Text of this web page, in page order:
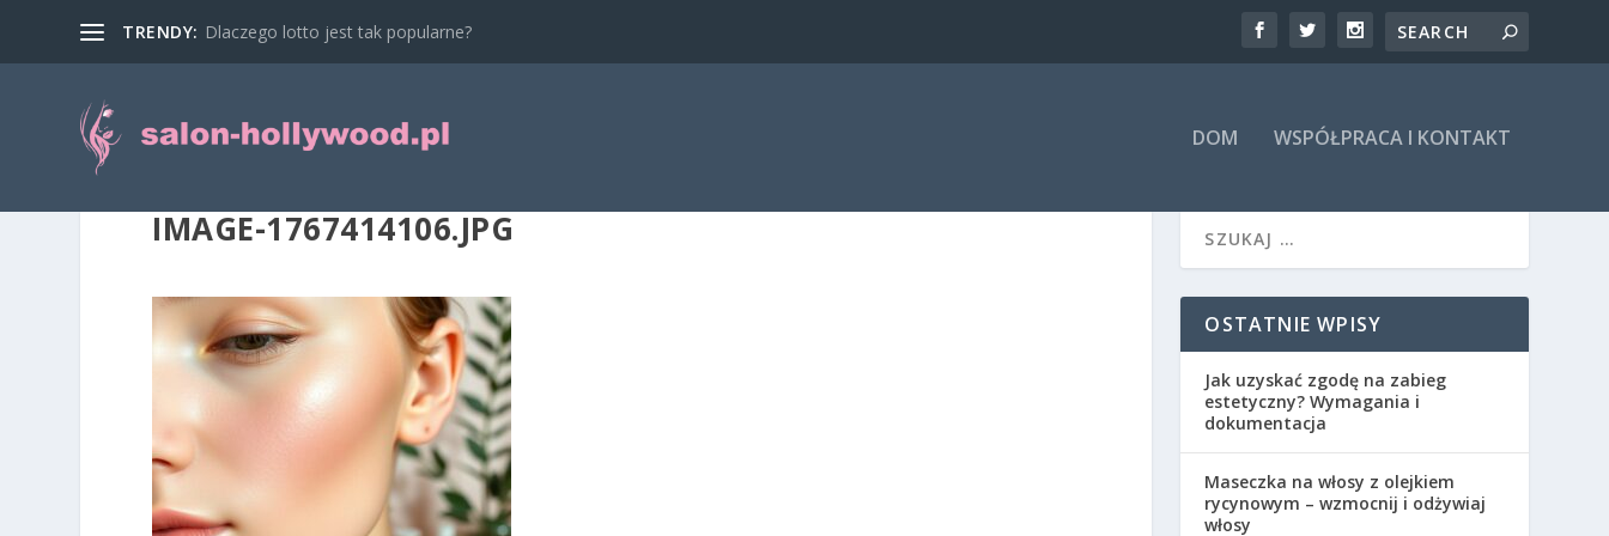
TRENDY: Dlaczego lotto jest tak popularne?
DOM WSPÓŁPRACA I KONTAKT
IMAGE-1767414106.JPG
OSTATNIE WPISY
Jak uzyskać zgodę na zabieg
estetyczny? Wymagania i
dokumentacja
Maseczka na włosy z olejkiem
rycynowym – wzmocnij i odżywiaj
włosy